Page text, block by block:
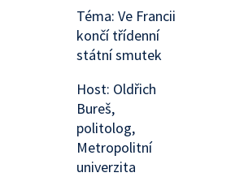
Téma: Ve Francii
končí třídenní
státní smutek
Host: Oldřich
Bureš,
politolog,
Metropolitní
univerzita